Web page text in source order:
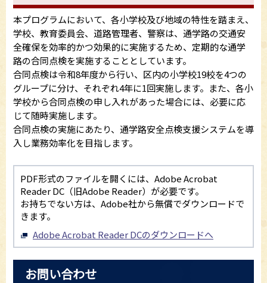
本プログラムにおいて、各小学校及び地域の特性を踏まえ、
学校、教育委員会、道路管理者、警察は、通学路の交通安
全確保を効率的かつ効果的に実施するため、定期的な通学
路の合同点検を実施することとしています。
合同点検は令和8年度から行い、区内の小学校19校を4つの
グループに分け、それぞれ4年に1回実施します。また、各小
学校から合同点検の申し入れがあった場合には、必要に応
じて随時実施します。
合同点検の実施にあたり、通学路安全点検支援システムを導
入し業務効率化を目指します。
PDF形式のファイルを開くには、Adobe Acrobat
Reader DC（旧Adobe Reader）が必要です。
お持ちでない方は、Adobe社から無償でダウンロードで
きます。
Adobe Acrobat Reader DCのダウンロードへ
お問い合わせ